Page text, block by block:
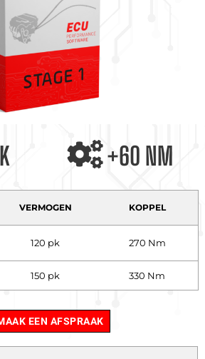
+60 NM
VERMOGEN KOPPEL
120 pk 270 Nm
150 pk 330 Nm
EEN AFSPRAAK